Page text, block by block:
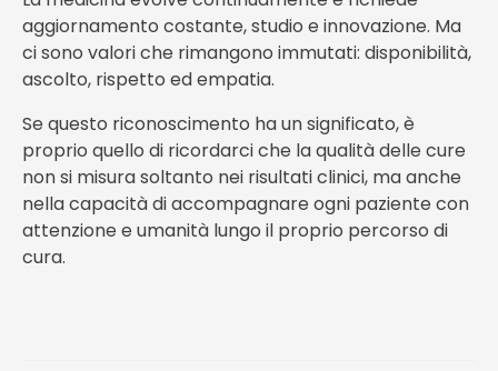
aggiornamento costante, studio e innovazione. Ma
ci sono valori che rimangono immutati: disponibilità,
ascolto, rispetto ed empatia.
Se questo riconoscimento ha un significato, è
proprio quello di ricordarci che la qualità delle cure
non si misura soltanto nei risultati clinici, ma anche
nella capacità di accompagnare ogni paziente con
attenzione e umanità lungo il proprio percorso di
cura.